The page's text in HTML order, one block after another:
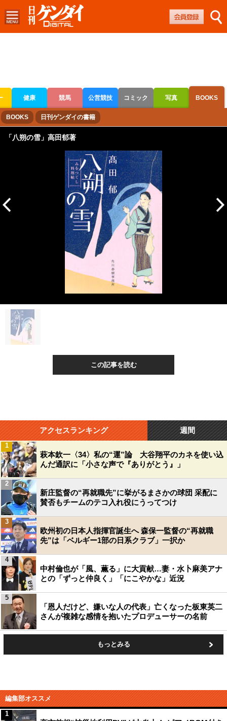
健康 競馬 公営競技 コミック 写真 BOOKS
ボートレース 競輪 オートレース
BOOKS 日刊ゲンダイの書籍
「八朔の雪」高田郁著
この記事を読む
アクセスランキング 週間
萩本欽一〈34〉私の“運”論 大谷翔平のカネを使い込
んだ通訳に「小さな声で『ありがとう』」
1
新庄監督の“再就職先”に挙がるまさかの球団 采配に
賛否もチームのテコ入れ役にうってつけ
2
欧州初の日本人指揮官誕生へ 森保一監督の“再就職
先”は「ベルギー1部の日系クラブ」一択か
3
中村倫也が「風、薫る」に大貢献…妻・水卜麻美アナ
との「ずっと仲良く」「にこやかな」近況
4
「恩人だけど、嫌いな人の代表」亡くなった板東英二
さんが複雑な感情を抱いたプロデューサーの名前
5
もっとみる
編集部オススメ
1